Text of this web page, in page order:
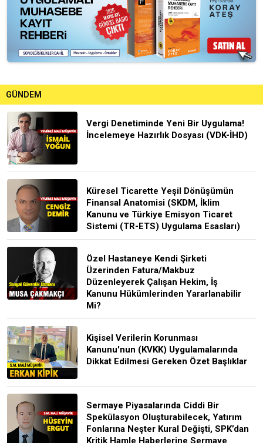
GÜNDEM
Vergi Denetiminde Yeni Bir Uygulama!
İncelemeye Hazırlık Dosyası (VDK-İHD)
Küresel Ticarette Yeşil Dönüşümün
Finansal Anatomisi (SKDM, İklim
Kanunu ve Türkiye Emisyon Ticaret
Sistemi (TR-ETS) Uygulama Esasları)
Özel Hastaneye Kendi Şirketi
Üzerinden Fatura/Makbuz
Düzenleyerek Çalışan Hekim, İş
Kanunu Hükümlerinden Yararlanabilir
Mi?
Kişisel Verilerin Korunması
Kanunu'nun (KVKK) Uygulamalarında
Dikkat Edilmesi Gereken Özet Başlıklar
Sermaye Piyasalarında Ciddi Bir
Spekülasyon Oluşturabilecek, Yatırım
Fonlarına Neşter Kural Değişti, SPK’dan
Kritik Hamle Haberlerine Sermaye